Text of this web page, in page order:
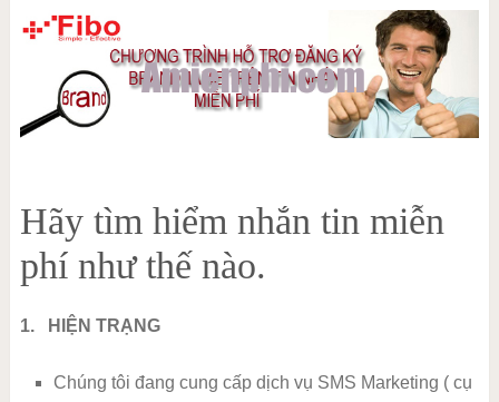
Hãy tìm hiểm nhắn tin miễn
phí như thế nào.
1. HIỆN TRẠNG
Chúng tôi đang cung cấp dịch vụ SMS Marketing ( cụ